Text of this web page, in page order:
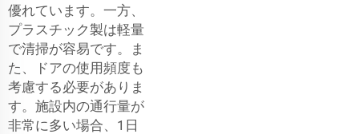
優れています。一方、
プラスチック製は軽量
で清掃が容易です。ま
た、ドアの使用頻度も
考慮する必要がありま
す。施設内の通行量が
非常に多い場合、1日